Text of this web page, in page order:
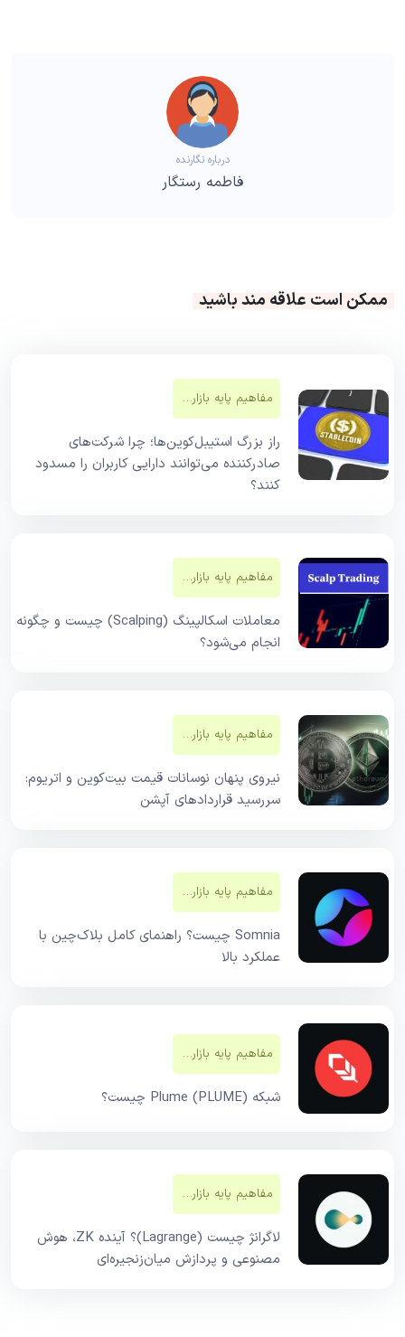
درباره نگارنده
فاطمه رستگار
ممکن است علاقه مند باشید
مفاهیم پایه بازار‌های مالی
راز بزرگ استیبل‌کوین‌ها؛ چرا شرکت‌های
صادرکننده می‌توانند دارایی کاربران را مسدود
کنند؟
مفاهیم پایه بازار‌های مالی
معاملات اسکالپینگ (Scalping) چیست و چگونه
انجام می‌شود؟
مفاهیم پایه بازار‌های مالی
نیروی پنهان نوسانات قیمت بیت‌کوین و اتریوم:
سررسید قراردادهای آپشن
مفاهیم پایه بازار‌های مالی
Somnia چیست؟ راهنمای کامل بلاک‌چین با
عملکرد بالا
مفاهیم پایه بازار‌های مالی
شبکه Plume (PLUME) چیست؟
مفاهیم پایه بازار‌های مالی
لاگرانژ چیست (Lagrange)؟ آینده ZK، هوش
مصنوعی و پردازش میان‌زنجیره‌ای